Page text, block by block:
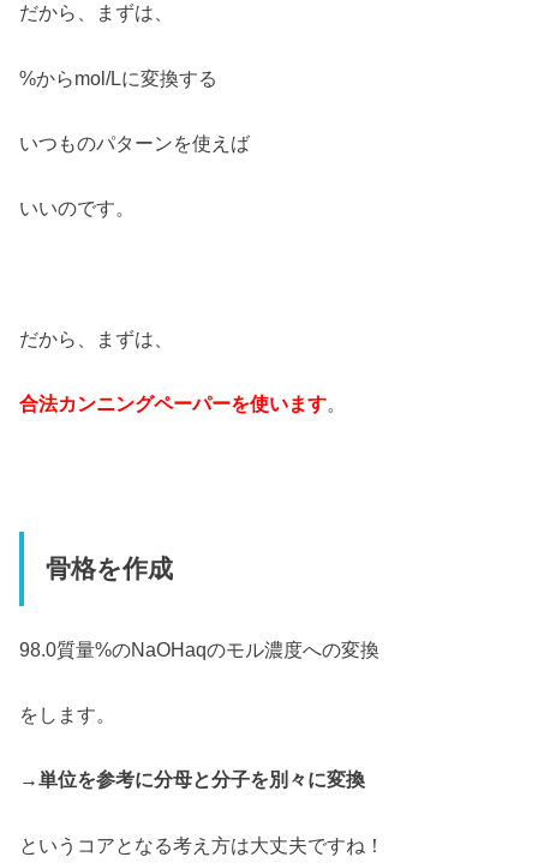
だから、まずは、
%からmol/Lに変換する
いつものパターンを使えば
いいのです。
だから、まずは、
合法カンニングペーパーを使います。
骨格を作成
98.0質量%のNaOHaqのモル濃度への変換
をします。
→単位を参考に分母と分子を別々に変換
というコアとなる考え方は大丈夫ですね！